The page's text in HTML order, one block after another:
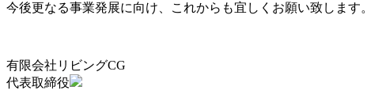
今後更なる事業発展に向け、これからも宜しくお願い致します。
有限会社リビングCG
代表取締役